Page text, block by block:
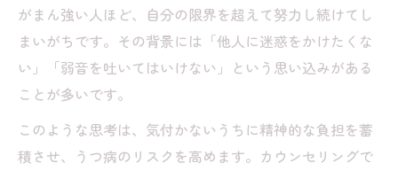
イント
うつを遠ざける心理サポートの真髄を探る
カウンセリングで学ぶうつ予防の心理的ポ
イント
HSS型HSPが安心できる心理サポートの特
徴解説
がまん強い人ほど、自分の限界を超えて努力し続けてし
まいがちです。その背景には「他人に迷惑をかけたくな
い」「弱音を吐いてはいけない」という思い込みがある
ことが多いです。
このような思考は、気付かないうちに精神的な負担を蓄
積させ、うつ病のリスクを高めます。カウンセリングで